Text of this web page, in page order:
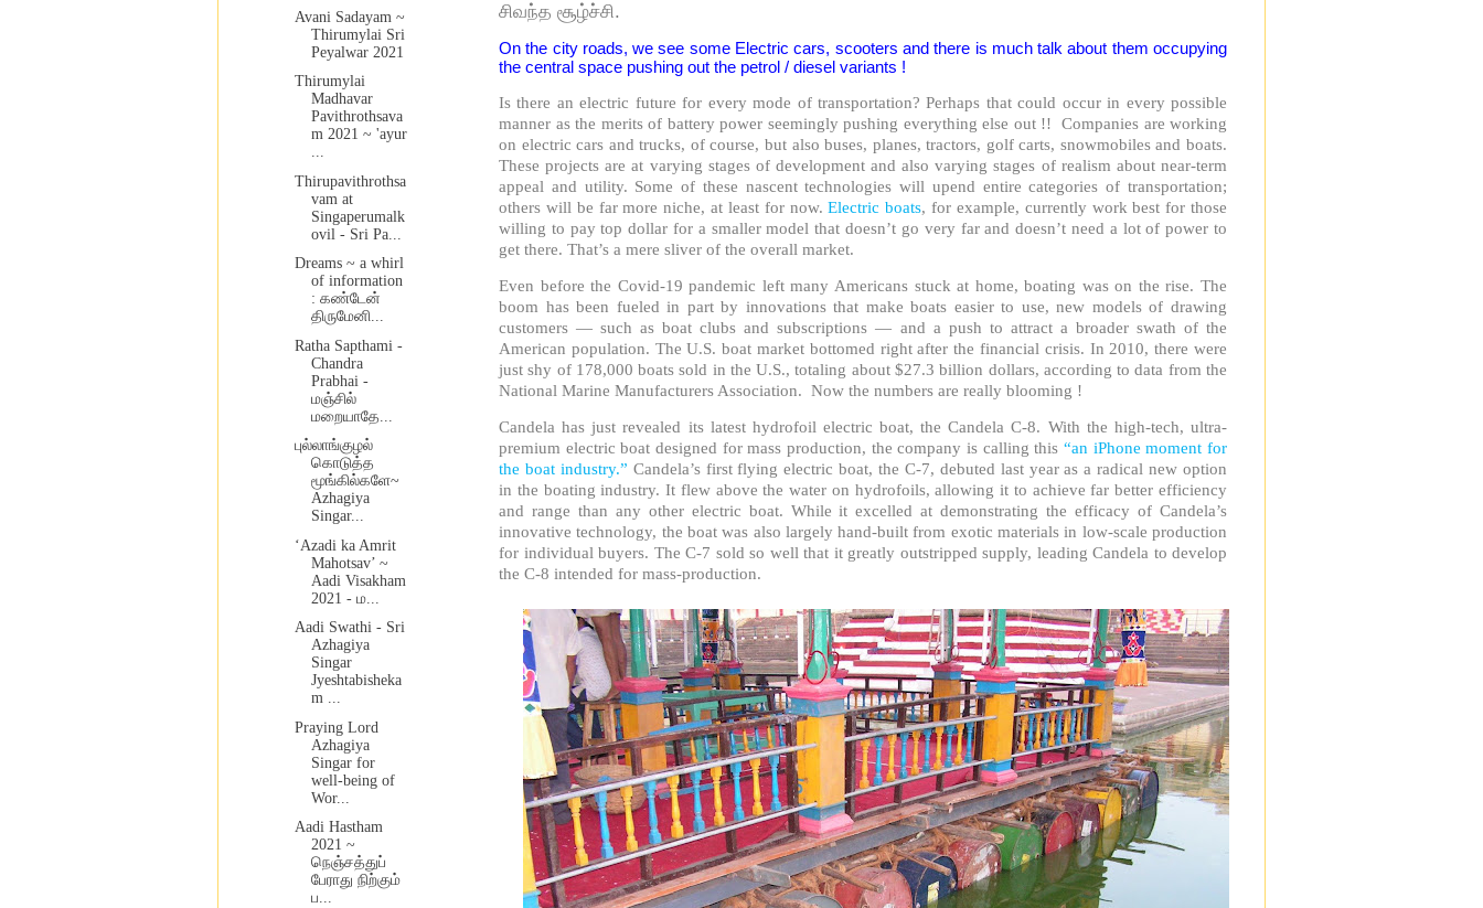
சிவந்த சூழ்ச்சி.
On the city roads, we see some Electric cars, scooters and there is much talk about them occupying
the central space pushing out the petrol / diesel variants !
Is there an electric future for every mode of transportation? Perhaps that could occur in every possible
manner as the merits of battery power seemingly pushing everything else out !! Companies are working
on electric cars and trucks, of course, but also buses, planes, tractors, golf carts, snowmobiles and boats.
These projects are at varying stages of development and also varying stages of realism about near-term
appeal and utility. Some of these nascent technologies will upend entire categories of transportation;
others will be far more niche, at least for now.Electric boats, for example, currently work best for those
willing to pay top dollar for a smaller model that doesn’t go very far and doesn’t need a lot of power to
get there. That’s a mere sliver of the overall market.
Even before the Covid-19 pandemic left many Americans stuck at home, boating was on the rise. The
boom has been fueled in part by innovations that make boats easier to use, new models of drawing
customers — such as boat clubs and subscriptions — and a push to attract a broader swath of the
American population. The U.S. boat market bottomed right after the financial crisis. In 2010, there were
just shy of 178,000 boats sold in the U.S., totaling about $27.3 billion dollars, according to data from the
National Marine Manufacturers Association. Now the numbers are really blooming !
Candela has just revealed its latest hydrofoil electric boat, the Candela C-8. With the high-tech, ultra-
premium electric boat designed for mass production, the company is calling this “an iPhone moment for
the boat industry.” Candela’s first flying electric boat, the C-7, debuted last year as a radical new option
in the boating industry. It flew above the water on hydrofoils, allowing it to achieve far better efficiency
and range than any other electric boat. While it excelled at demonstrating the efficacy of Candela’s
innovative technology, the boat was also largely hand-built from exotic materials in low-scale production
for individual buyers. The C-7 sold so well that it greatly outstripped supply, leading Candela to develop
the C-8 intended for mass-production.
Avani Sadayam ~
Thirumylai Sri
Peyalwar 2021
Thirumylai
Madhavar
Pavithrothsava
m 2021 ~ 'ayur
...
Thirupavithrothsa
vam at
Singaperumalk
ovil - Sri Pa...
Dreams ~ a whirl
of information
: கண்டேன்
திருமேனி...
Ratha Sapthami -
Chandra
Prabhai -
மஞ்சில்
மறையாதே...
புல்லாங்குழல்
கொடுத்த
மூங்கில்களே~
Azhagiya
Singar...
‘Azadi ka Amrit
Mahotsav’ ~
Aadi Visakham
2021 - ம...
Aadi Swathi - Sri
Azhagiya
Singar
Jyeshtabisheka
m ...
Praying Lord
Azhagiya
Singar for
well-being of
Wor...
Aadi Hastham
2021 ~
நெஞ்சத்துப்
பேராது நிற்கும்
ப...